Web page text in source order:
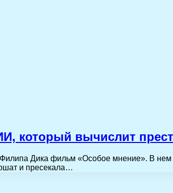
который вычислит
Дика фильм «Особое мнение». В нем
и пресекала…